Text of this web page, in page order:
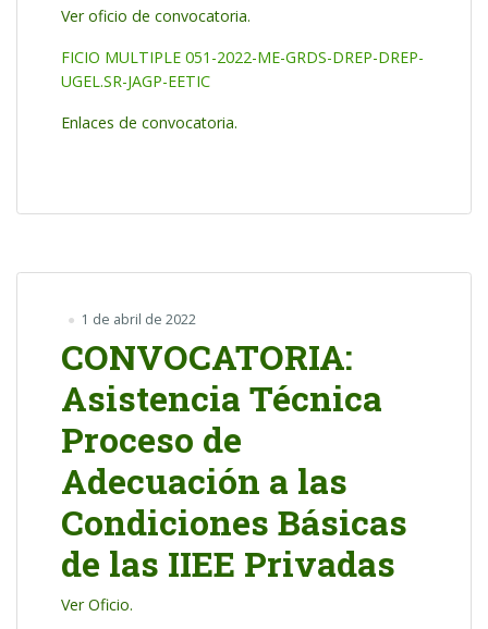
Ver oficio de convocatoria.
FICIO MULTIPLE 051-2022-ME-GRDS-DREP-DREP-
UGEL.SR-JAGP-EETIC
Enlaces de convocatoria.
1 de abril de 2022
CONVOCATORIA:
Asistencia Técnica
Proceso de
Adecuación a las
Condiciones Básicas
de las IIEE Privadas
Ver Oficio.